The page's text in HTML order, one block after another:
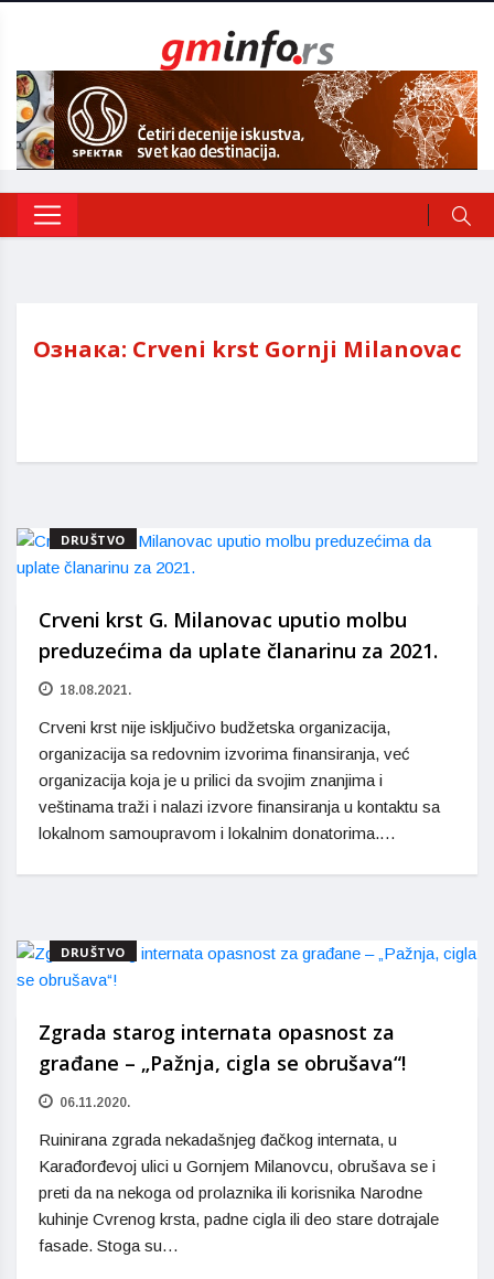
Ознака: Crveni krst Gornji Milanovac
DRUŠTVO
Crveni krst G. Milanovac uputio molbu
preduzećima da uplate članarinu za 2021.
18.08.2021.
Crveni krst nije isključivo budžetska organizacija,
organizacija sa redovnim izvorima finansiranja, već
organizacija koja je u prilici da svojim znanjima i
veštinama traži i nalazi izvore finansiranja u kontaktu sa
lokalnom samoupravom i lokalnim donatorima.…
DRUŠTVO
Zgrada starog internata opasnost za
građane – „Pažnja, cigla se obrušava“!
06.11.2020.
Ruinirana zgrada nekadašnjeg đačkog internata, u
Karađorđevoj ulici u Gornjem Milanovcu, obrušava se i
preti da na nekoga od prolaznika ili korisnika Narodne
kuhinje Cvrenog krsta, padne cigla ili deo stare dotrajale
fasade. Stoga su…